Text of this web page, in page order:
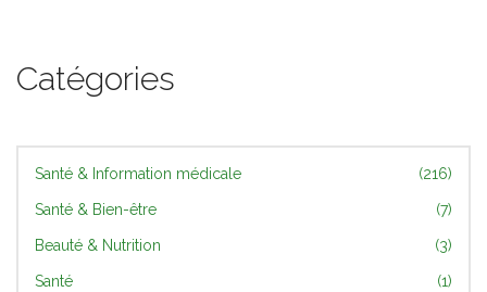
Catégories
Santé & Information médicale (216)
Santé & Bien-être (7)
Beauté & Nutrition (3)
Santé (1)